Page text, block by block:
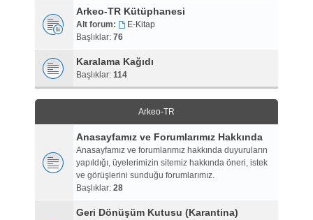
Arkeo-TR Kütüphanesi
Alt forum:
E-Kitap
Başlıklar: 76
Karalama Kağıdı
Başlıklar: 114
Arkeo-TR
Anasayfamız ve Forumlarımız Hakkında
Anasayfamız ve forumlarımız hakkında duyuruların
yapıldığı, üyelerimizin sitemiz hakkında öneri, istek
ve görüşlerini sunduğu forumlarımız.
Başlıklar: 28
Geri Dönüşüm Kutusu (Karantina)